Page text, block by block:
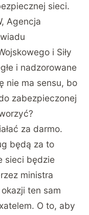
sieci.
Agencja
i Siły
i nadzorowane
nie ma sensu, bo
zabezpieczonej
za darmo.
będą za to
sieci będzie
ministra
ten sam
O to, aby